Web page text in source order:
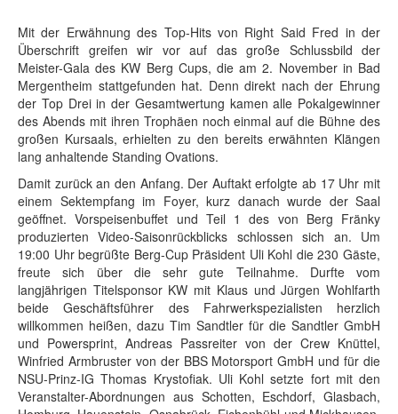
Mit der Erwähnung des Top-Hits von Right Said Fred in der
Überschrift greifen wir vor auf das große Schlussbild der
Meister-Gala des KW Berg Cups, die am 2. November in Bad
Mergentheim stattgefunden hat. Denn direkt nach der Ehrung
der Top Drei in der Gesamtwertung kamen alle Pokalgewinner
des Abends mit ihren Trophäen noch einmal auf die Bühne des
großen Kursaals, erhielten zu den bereits erwähnten Klängen
lang anhaltende Standing Ovations.
Damit zurück an den Anfang. Der Auftakt erfolgte ab 17 Uhr mit
einem Sektempfang im Foyer, kurz danach wurde der Saal
geöffnet. Vorspeisenbuffet und Teil 1 des von Berg Fränky
produzierten Video-Saisonrückblicks schlossen sich an. Um
19:00 Uhr begrüßte Berg-Cup Präsident Uli Kohl die 230 Gäste,
freute sich über die sehr gute Teilnahme. Durfte vom
langjährigen Titelsponsor KW mit Klaus und Jürgen Wohlfarth
beide Geschäftsführer des Fahrwerkspezialisten herzlich
willkommen heißen, dazu Tim Sandtler für die Sandtler GmbH
und Powersprint, Andreas Passreiter von der Crew Knüttel,
Winfried Armbruster von der BBS Motorsport GmbH und für die
NSU-Prinz-IG Thomas Krystofiak. Uli Kohl setzte fort mit den
Veranstalter-Abordnungen aus Schotten, Eschdorf, Glasbach,